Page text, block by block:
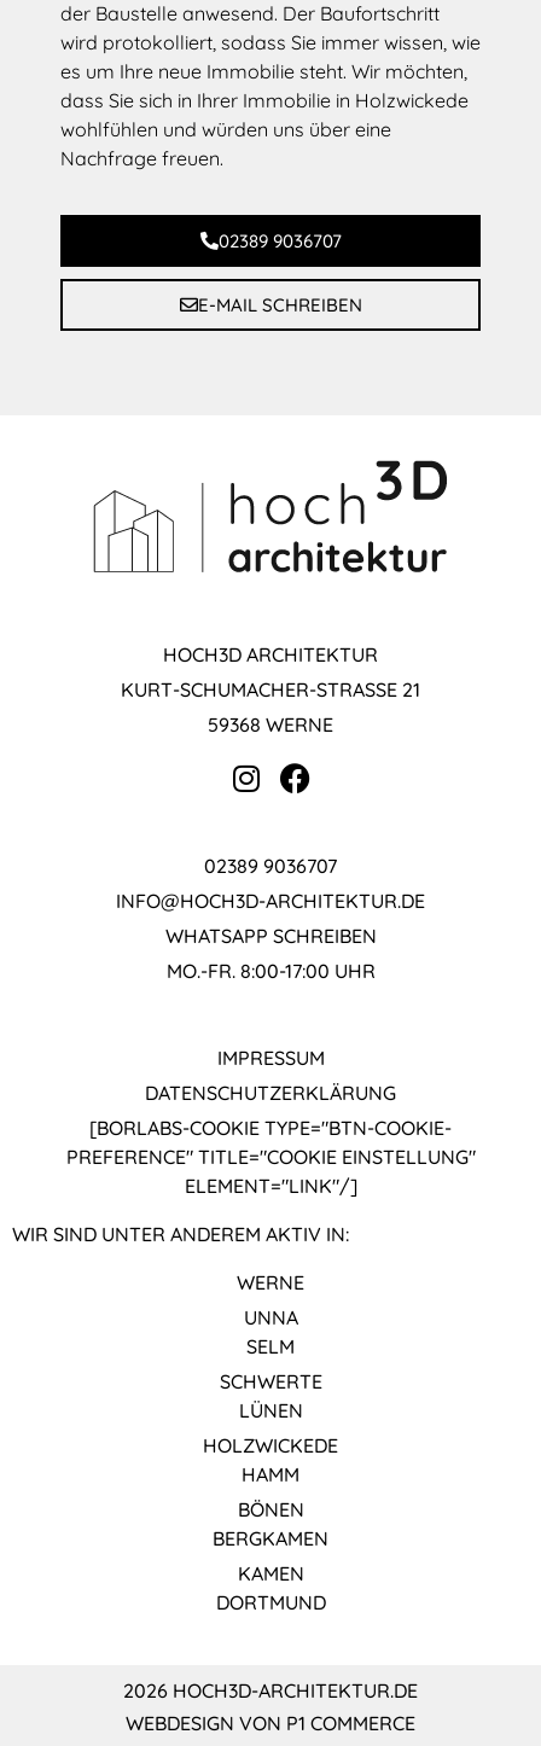
der Baustelle anwesend. Der Baufortschritt
wird protokolliert, sodass Sie immer wissen, wie
es um Ihre neue Immobilie steht. Wir möchten,
dass Sie sich in Ihrer Immobilie in Holzwickede
wohlfühlen und würden uns über eine
Nachfrage freuen.
02389 9036707
E-MAIL SCHREIBEN
HOCH3D ARCHITEKTUR
KURT-SCHUMACHER-STRASSE 21
59368 WERNE
02389 9036707
INFO@HOCH3D-ARCHITEKTUR.DE
WHATSAPP SCHREIBEN
MO.-FR. 8:00-17:00 UHR
IMPRESSUM
DATENSCHUTZ­ERKLÄRUNG
[BORLABS-COOKIE TYPE="BTN-COOKIE-
PREFERENCE" TITLE="COOKIE EINSTELLUNG"
ELEMENT="LINK"/]
WIR SIND UNTER ANDEREM AKTIV IN:
WERNE
UNNA
SELM
SCHWERTE
LÜNEN
HOLZWICKEDE
HAMM
BÖNEN
BERGKAMEN
KAMEN
DORTMUND
2026 HOCH3D-ARCHITEKTUR.DE
WEBDESIGN VON P1 COMMERCE